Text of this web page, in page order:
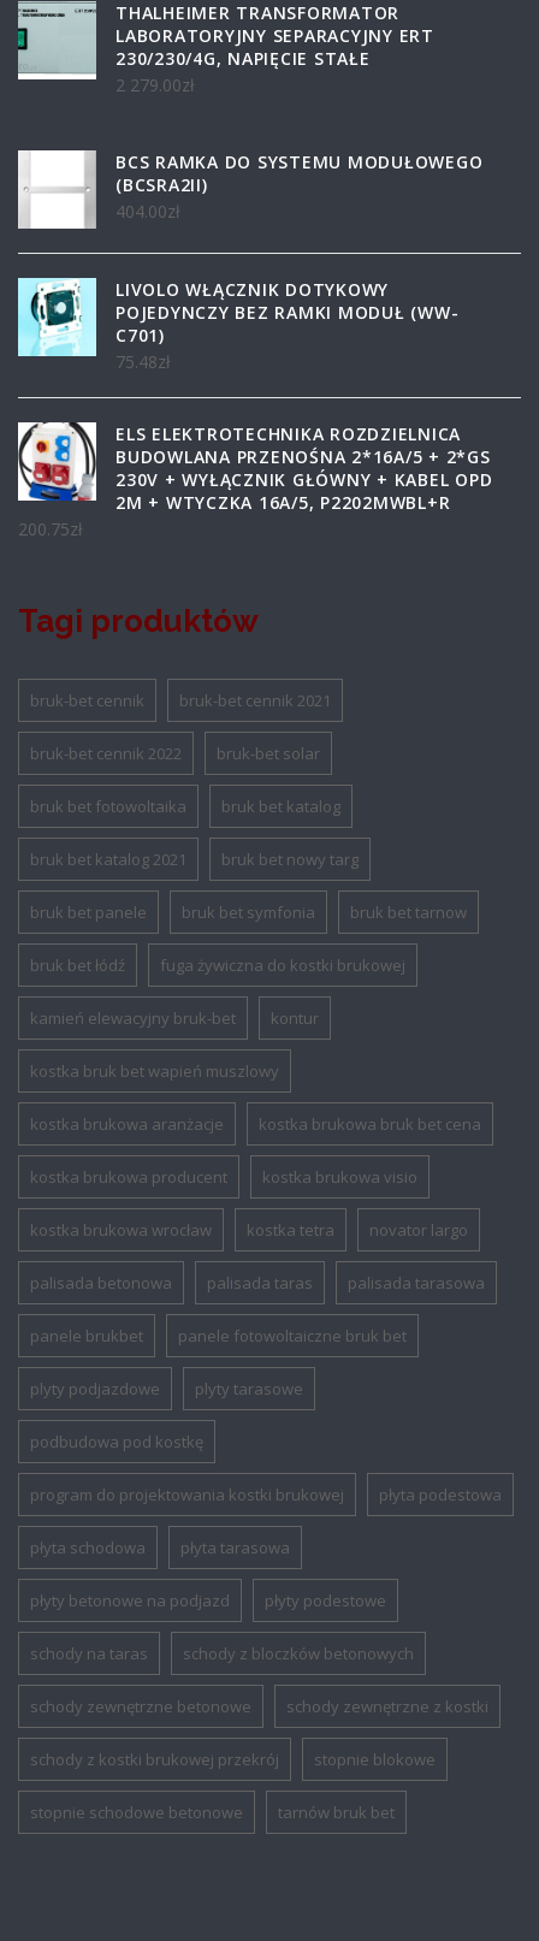
THALHEIMER TRANSFORMATOR
LABORATORYJNY SEPARACYJNY ERT
230/230/4G, NAPIĘCIE STAŁE
2 279.00zł
BCS RAMKA DO SYSTEMU MODUŁOWEGO
(BCSRA2II)
404.00zł
LIVOLO WŁĄCZNIK DOTYKOWY
POJEDYNCZY BEZ RAMKI MODUŁ (WW-
C701)
75.48zł
ELS ELEKTROTECHNIKA ROZDZIELNICA
BUDOWLANA PRZENOŚNA 2*16A/5 + 2*GS
230V + WYŁĄCZNIK GŁÓWNY + KABEL OPD
2M + WTYCZKA 16A/5, P2202MWBL+R
200.75zł
Tagi produktów
bruk-bet cennik bruk-bet cennik 2021
bruk-bet cennik 2022 bruk-bet solar
bruk bet fotowoltaika bruk bet katalog
bruk bet katalog 2021 bruk bet nowy targ
bruk bet panele bruk bet symfonia bruk bet tarnow
bruk bet łódź fuga żywiczna do kostki brukowej
kamień elewacyjny bruk-bet kontur
kostka bruk bet wapień muszlowy
kostka brukowa aranżacje kostka brukowa bruk bet cena
kostka brukowa producent kostka brukowa visio
kostka brukowa wrocław kostka tetra novator largo
palisada betonowa palisada taras palisada tarasowa
panele brukbet panele fotowoltaiczne bruk bet
plyty podjazdowe plyty tarasowe
podbudowa pod kostkę
program do projektowania kostki brukowej płyta podestowa
płyta schodowa płyta tarasowa
płyty betonowe na podjazd płyty podestowe
schody na taras schody z bloczków betonowych
schody zewnętrzne betonowe schody zewnętrzne z kostki
schody z kostki brukowej przekrój stopnie blokowe
stopnie schodowe betonowe tarnów bruk bet